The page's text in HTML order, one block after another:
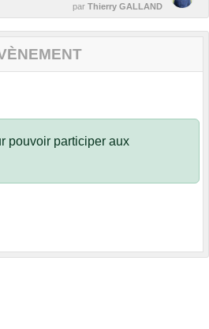
par Thierry GALLAND
pouvoir participer aux